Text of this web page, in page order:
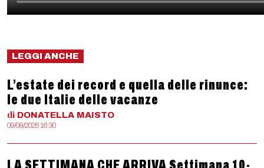
LEGGI ANCHE
L’estate dei record e quella delle rinunce:
le due Italie delle vacanze
di DONATELLA MAISTO
09/08/2026 16:30